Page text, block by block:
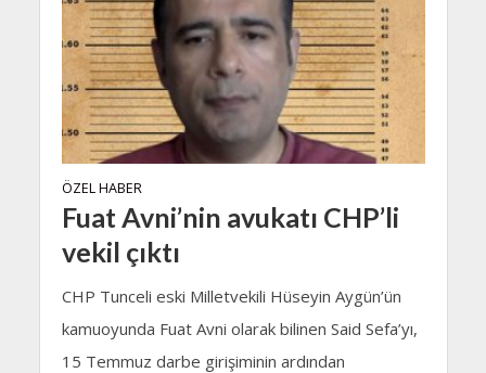
ÖZEL HABER
Fuat Avni’nin avukatı CHP’li
vekil çıktı
CHP Tunceli eski Milletvekili Hüseyin Aygün’ün
kamuoyunda Fuat Avni olarak bilinen Said Sefa’yı,
15 Temmuz darbe girişiminin ardından